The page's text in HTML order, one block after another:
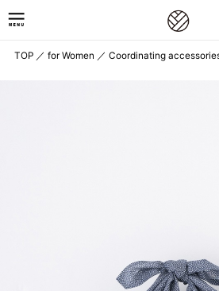
TOP ／ for Women ／ Coordinating